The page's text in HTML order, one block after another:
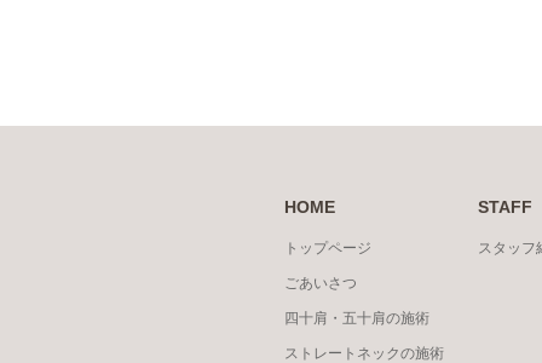
HOME
トップページ
ごあいさつ
四十肩・五十肩の施術
ストレートネックの施術
STAFF
スタッフ